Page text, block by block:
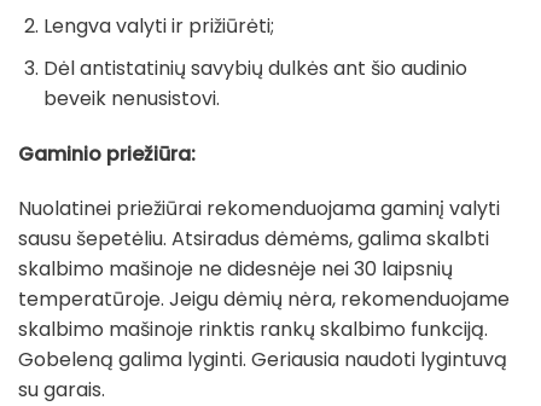
Lengva valyti ir prižiūrėti;
Dėl antistatinių savybių dulkės ant šio audinio
beveik nenusistovi.
Gaminio priežiūra:
Nuolatinei priežiūrai rekomenduojama gaminį valyti
sausu šepetėliu. Atsiradus dėmėms, galima skalbti
skalbimo mašinoje ne didesnėje nei 30 laipsnių
temperatūroje. Jeigu dėmių nėra, rekomenduojame
skalbimo mašinoje rinktis rankų skalbimo funkciją.
Gobeleną galima lyginti. Geriausia naudoti lygintuvą
su garais.